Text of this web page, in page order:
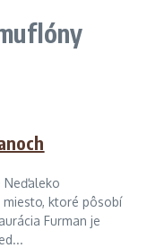
Neďaleko
ktoré pôsobí
Furman je